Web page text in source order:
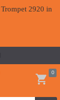
2920 in
0